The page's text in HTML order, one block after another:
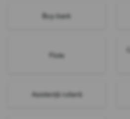
Buy-back
Flote
Asistență rutieră